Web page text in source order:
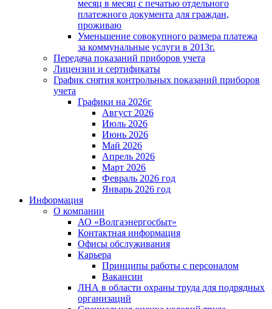
месяц в месяц с печатью отдельного
платежного документа для граждан,
проживаю
Уменьшение совокупного размера платежа
за коммунальные услуги в 2013г.
Передача показаний приборов учета
Лицензии и сертификаты
График снятия контрольных показаний приборов
учета
Графики на 2026г
Август 2026
Июль 2026
Июнь 2026
Май 2026
Апрель 2026
Март 2026
Февраль 2026 год
Январь 2026 год
Информация
О компании
АО «Волгаэнергосбыт»
Контактная информация
Офисы обслуживания
Карьера
Принципы работы с персоналом
Вакансии
ЛНА в области охраны труда для подрядных
организаций